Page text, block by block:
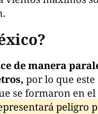
de manera
por lo que este
se formaron en el
peligro